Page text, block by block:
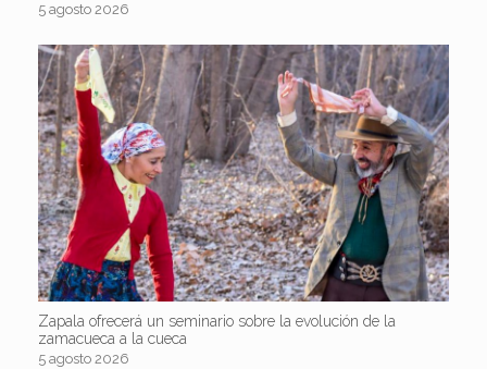
5 agosto 2026
Zapala ofrecerá un seminario sobre la evolución de la
zamacueca a la cueca
5 agosto 2026